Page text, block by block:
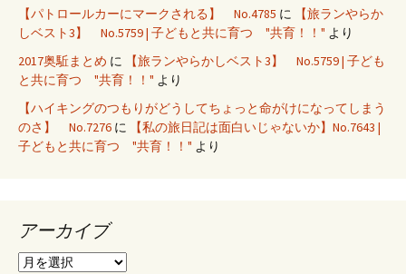
【パトロールカーにマークされる】 No.4785 に
【旅ランやらか
しベスト3】 No.5759 | 子どもと共に育つ "共育！！" より
2017奥駈まとめ に
【旅ランやらかしベスト3】 No.5759 | 子ども
と共に育つ "共育！！" より
【ハイキングのつもりがどうしてちょっと命がけになってしまう
のさ】 No.7276 に
【私の旅日記は面白いじゃないか】No.7643 |
子どもと共に育つ "共育！！" より
アーカイブ
ア